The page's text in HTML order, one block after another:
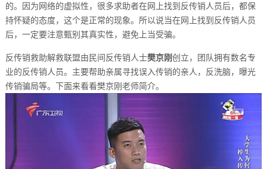
的。因为网络的虚拟性，很多求助者在网上找到反传销人员后，都保
持怀疑的态度，这个是正常的现象。所以说当在网上找到反传销人员
后，一定要注意甄别其真实性，避免上当受骗。
反传销救助解救联盟由民间反传销人士樊京刚创立，团队拥有数名专
业的反传销人员。主要帮助亲属寻找误入传销的亲人，反洗脑，曝光
传销骗局等。下面来看看樊京刚老师简介。